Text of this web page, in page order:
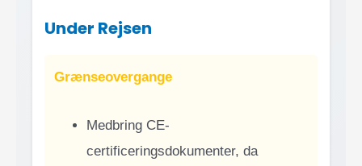
Under Rejsen
Grænseovergange
Medbring CE-
certificeringsdokumenter, da